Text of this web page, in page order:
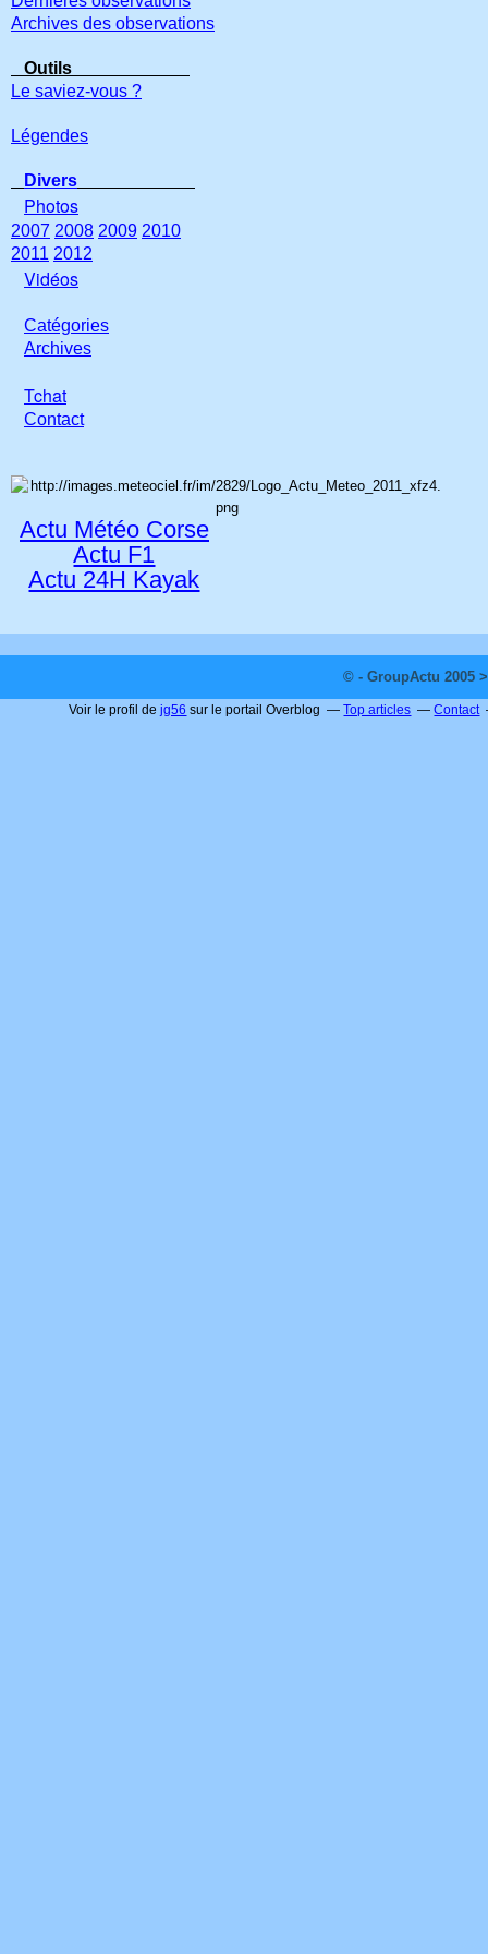
Archives des observations
Outils
Le saviez-vous ?
Légendes
Divers
Photos
2007 2008 2009 2010
2011 2012
Vidéos
Catégories
Archives
Tchat
Contact
Actu Météo Corse
Actu F1
Actu 24H Kayak
© - GroupActu 2005
Voir le profil dejg56 sur le portail Overblog Top articles Contact